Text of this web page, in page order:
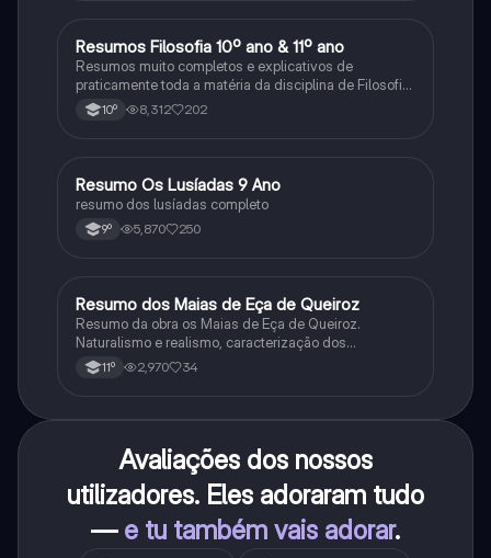
Filosofia
Resumos Filosofia 10º ano & 11º ano
Resumos muito completos e explicativos de
praticamente toda a matéria da disciplina de Filosofia
10º 8,312 202
Português
Resumo Os Lusíadas 9 Ano
resumo dos lusíadas completo
9º 5,870 250
Português
Resumo dos Maias de Eça de Queiroz
Resumo da obra os Maias de Eça de Queiroz.
Naturalismo e realismo, caracterização dos
personagens e contexto histórico.
11º 2,970 34
Avaliações dos nossos
utilizadores. Eles adoraram tudo
— e tu também vais adorar.